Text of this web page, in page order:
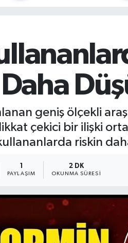
geniş ölçekli
çekici bir ilişki
riskin
PAYLAŞIM
2 DK
OKUNMA SÜRESI